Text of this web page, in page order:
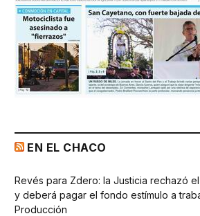
EN EL CHACO
Revés para Zdero: la Justicia rechazó
y deberá pagar el fondo estímulo a
Producción